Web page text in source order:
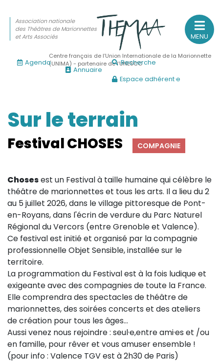
Sur le feu
(Actualités, annonces, vie professionnelle)
(Agenda, spectacles, événements des adhérents)
Sur le fond
(Fonctionnement, gouvernance, groupes de travail,
Sur le terrain
(Portraits, actions, collaborations)
Sur l’étagère
(Documents, études, publications)
MENU
Association nationale
des Théâtres de Marionnettes
et Arts Associés
Centre français de l’Union Internationale de la Marionnette
(UNIMA) - partenaire de l’UNESCO
Agenda
Annuaire
Recherche
Espace adhérent·e
Sur le terrain
Festival CHOSES COMPAGNIE
Chosesest un Festival à taille humaine qui célèbre le
théâtre de marionnettes et tous les arts. Il a lieu du 2
au 5 juillet 2026,dans le village pittoresque de Pont-
en-Royans, dans l'écrin de verdure du Parc Naturel
Régional du Vercors (entre Grenoble et Valence).
Ce festival est initié et organisé par la compagnie
professionnelle Objet Sensible, installée sur le
territoire.
La programmation du Festival est à la fois ludique et
exigeante avec des compagnies de toute la France.
Elle comprendra des spectacles de théâtre de
marionnettes, des soirées concerts et des ateliers
de création pour tous les âges...
Aussi venez nous rejoindre : seul·e,entre ami·es et /ou
en famille, pour rêver et vous amuser ensemble !
(pour info : Valence TGV est à 2h30 de Paris)